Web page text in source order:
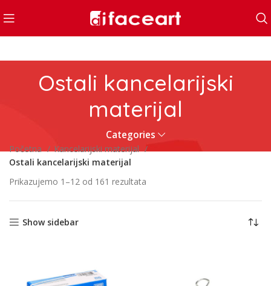
Ostali kancelarijski
materijal
Categories
Početna
Kancelarijski materijal
Ostali kancelarijski materijal
Prikazujemo 1–12 od 161 rezultata
Show sidebar